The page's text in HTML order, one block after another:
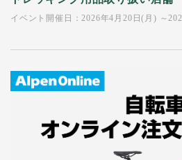
イベント開催日：2026年4月20日(月) ～